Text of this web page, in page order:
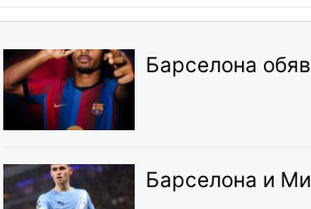
Барселона
Барселона и